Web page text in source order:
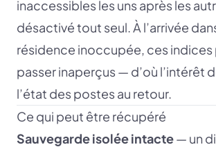
inaccessibles les uns après les
désactivé tout seul. À l’arrivée
résidence inoccupée, ces indices
passer inaperçus — d’où l’intérêt
l’état des postes au retour.
Ce qui peut être récupéré
Sauvegarde isolée intacte— un